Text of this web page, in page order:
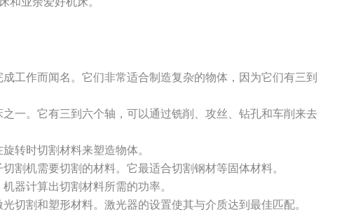
工作而闻名。它们非常适合制造复杂的物体，因为它们有三到
一。它有三到六个轴，可以通过铣削、攻丝、钻孔和车削来去
转时切割材料来塑造物体。
割机需要切割的材料。它最适合切割钢材等固体材料。
器计算出切割材料所需的功率。
切割和塑形材料。激光器的设置使其与介质达到最佳匹配。